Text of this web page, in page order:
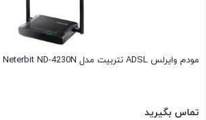
مودم وایرلس ADSL نتربیت مدل Neterbit ND-4230N
تماس بگیرید